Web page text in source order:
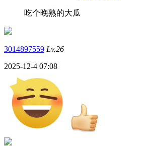
吃个晚熟的大瓜
3014897559 Lv.26
2025-12-4 07:08